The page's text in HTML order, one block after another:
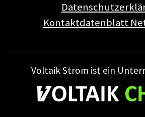
Kontaktdatenblatt
Voltaik Strom ist ein